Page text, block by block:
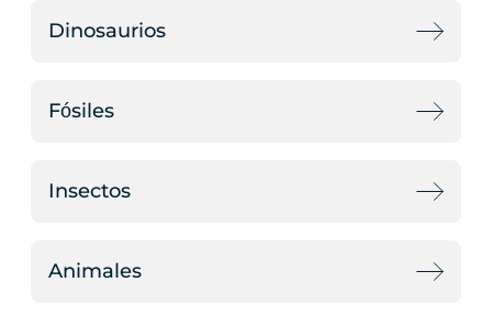
Dinosaurios
Fósiles
Insectos
Animales